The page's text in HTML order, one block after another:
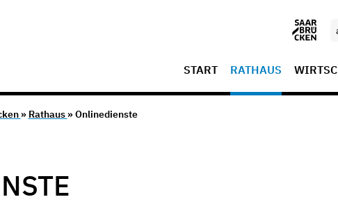
START RATHAUS
» Rathaus » Onlinedienste